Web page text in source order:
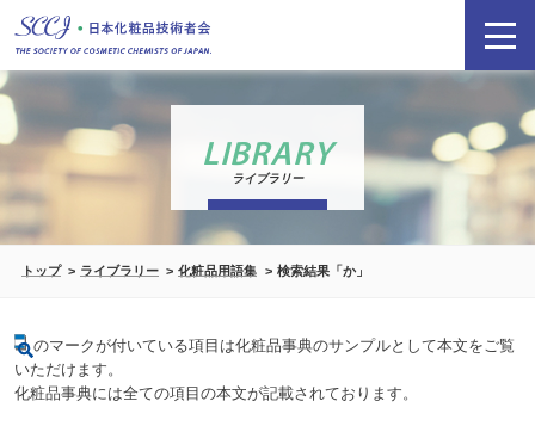
LIBRARY
ライブラリー
トップ ライブラリー 化粧品用語集 検索結果「か」
のマークが付いている項目は化粧品事典のサンプルとして本文をご覧
いただけます。
化粧品事典には全ての項目の本文が記載されております。